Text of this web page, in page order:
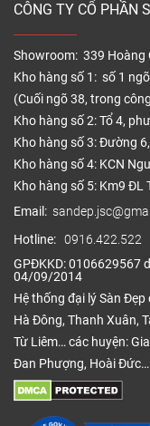
CÔNG TY CỔ PHẦN
Showroom: 339 Hoàng
Kho hàng số 1: số 1
(Cuối ngõ 38, trong
Kho hàng số 2: Tổ 4,
Kho hàng số 3: Đường
Kho hàng số 4: KCN
Kho hàng số 5: Km9 ĐL
Email:
Hotline: 0916.422.522
GPĐKKD: 0106629567
04/09/2014
Hệ thống đại lý Sàn
Hà Đông, Thanh Xuân,
Từ Liêm… các huyện:
Đan Phượng, Hoài